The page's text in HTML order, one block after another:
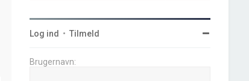
Log ind •Tilmeld
Brugernavn: